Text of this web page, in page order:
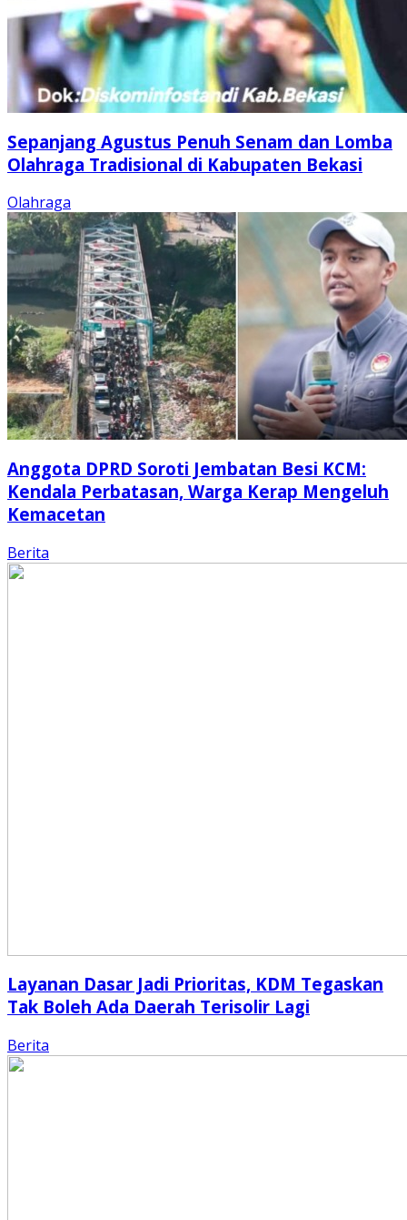
Sepanjang Agustus Penuh Senam dan Lomba
Olahraga Tradisional di Kabupaten Bekasi
Olahraga
Anggota DPRD Soroti Jembatan Besi KCM:
Kendala Perbatasan, Warga Kerap Mengeluh
Kemacetan
Berita
Layanan Dasar Jadi Prioritas, KDM Tegaskan
Tak Boleh Ada Daerah Terisolir Lagi
Berita